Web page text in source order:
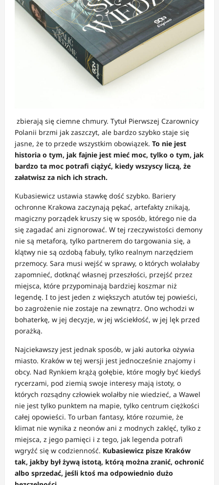
zbierają się ciemne chmury. Tytuł Pierwszej Czarownicy
Polanii brzmi jak zaszczyt, ale bardzo szybko staje się
jasne, że to przede wszystkim obowiązek. To nie jest
historia o tym, jak fajnie jest mieć moc, tylko o tym, jak
bardzo ta moc potrafi ciążyć, kiedy wszyscy liczą, że
załatwisz za nich ich strach.
Kubasiewicz ustawia stawkę dość szybko. Bariery
ochronne Krakowa zaczynają pękać, artefakty znikają,
magiczny porządek kruszy się w sposób, którego nie da
się zagadać ani zignorować. W tej rzeczywistości demony
nie są metaforą, tylko partnerem do targowania się, a
klątwy nie są ozdobą fabuły, tylko realnym narzędziem
przemocy. Sara musi wejść w sprawy, o których wolałaby
zapomnieć, dotknąć własnej przeszłości, przejść przez
miejsca, które przypominają bardziej koszmar niż
legendę. I to jest jeden z większych atutów tej powieści,
bo zagrożenie nie zostaje na zewnątrz. Ono wchodzi w
bohaterkę, w jej decyzje, w jej wściekłość, w jej lęk przed
porażką.
Najciekawszy jest jednak sposób, w jaki autorka ożywia
miasto. Kraków w tej wersji jest jednocześnie znajomy i
obcy. Nad Rynkiem krążą gołębie, które mogły być kiedyś
rycerzami, pod ziemią swoje interesy mają istoty, o
których rozsądny człowiek wolałby nie wiedzieć, a Wawel
nie jest tylko punktem na mapie, tylko centrum ciężkości
całej opowieści. To urban fantasy, które rozumie, że
klimat nie wynika z neonów ani z modnych zaklęć, tylko z
miejsca, z jego pamięci i z tego, jak legenda potrafi
wgryźć się w codzienność. Kubasiewicz pisze Kraków
tak, jakby był żywą istotą, którą można zranić, ochronić
albo sprzedać, jeśli ktoś ma odpowiednio dużo